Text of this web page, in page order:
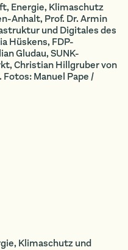
Energie, Klimaschutz
Anhalt, Prof. Dr. Armin
und Digitales des
Hüskens, FDP-
Gludau, SUNK-
Christian Hillgruber von
Manuel Pape /
Klimaschutz und